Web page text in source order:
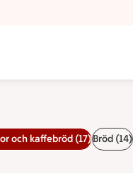
och kaffebröd (17)Bröd (14)